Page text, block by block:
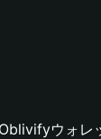
ウォレ